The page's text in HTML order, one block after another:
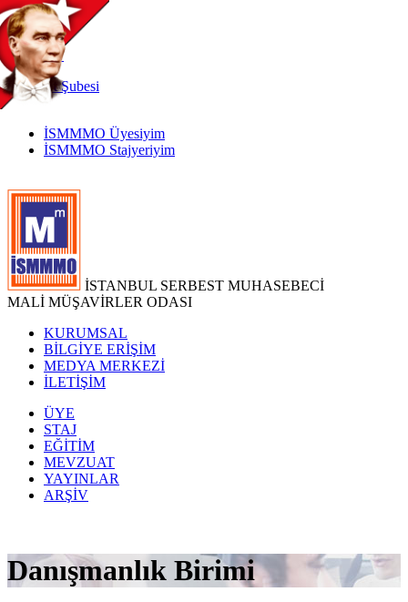
TR
|
EN
İnternetŞubesi
İSMMMO Üyesiyim
İSMMMO Stajyeriyim
İSTANBUL SERBEST MUHASEBECİ
MALİ MÜŞAVİRLER ODASI
KURUMSAL
BİLGİYE ERİŞİM
MEDYA MERKEZİ
İLETİŞİM
ÜYE
STAJ
EĞİTİM
MEVZUAT
YAYINLAR
ARŞİV
Danışmanlık Birimi